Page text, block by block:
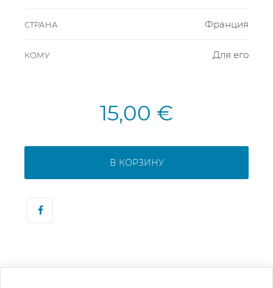
СТРАНА Франция
КОМУ Для его
15,00 €
В КОРЗИНУ